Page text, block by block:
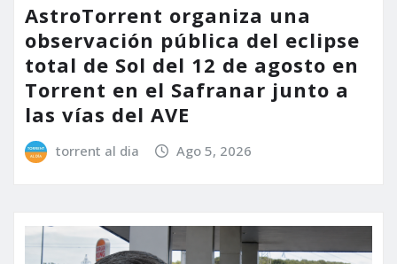
AstroTorrent organiza una
observación pública del eclipse
total de Sol del 12 de agosto en
Torrent en el Safranar junto a
las vías del AVE
torrent al dia Ago 5, 2026